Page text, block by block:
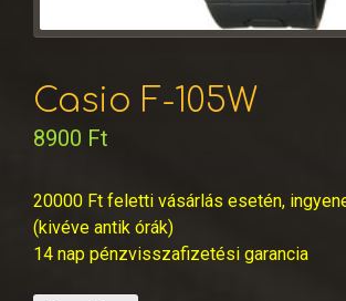
Casio F-105W
8900 Ft
20000 Ft feletti vásárlás esetén,
(kivéve antik órák)
14 nap pénzvisszafizetési garancia